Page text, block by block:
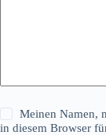
Meinen Namen,
in diesem Browser